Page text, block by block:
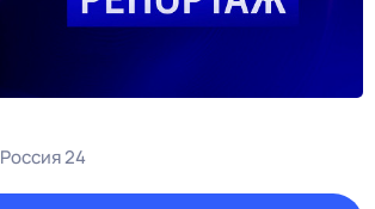
Россия 24